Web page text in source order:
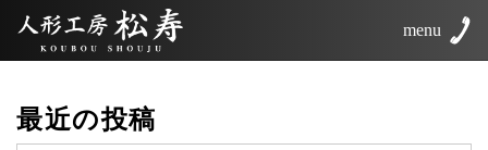
menu
最近の投稿